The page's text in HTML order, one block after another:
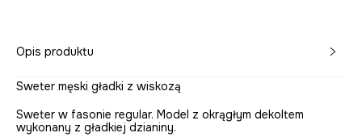
Opis produktu
Sweter męski gładki z wiskozą
Sweter w fasonie regular. Model z okrągłym dekoltem
wykonany z gładkiej dzianiny.